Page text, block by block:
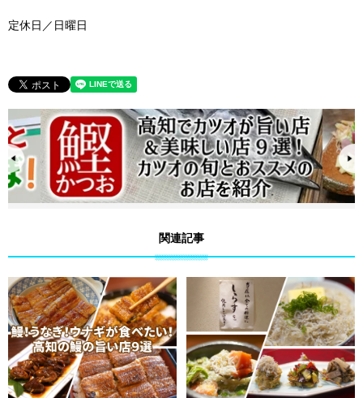
定休日／日曜日
関連記事